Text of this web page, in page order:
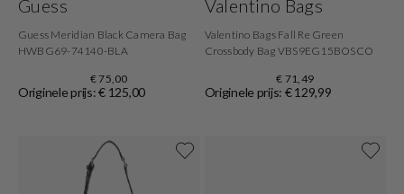
Guess
Guess Meridian Black Camera Bag
HWBG69-74140-BLA
€ 75,00
Originele prijs: € 125,00
Valentino Bags
Valentino Bags Fall Re Green
Crossbody Bag VBS9EG15BOSCO
€ 71,49
Originele prijs: € 129,99